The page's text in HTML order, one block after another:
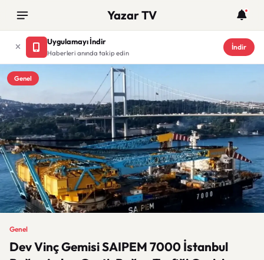
Yazar TV
Uygulamayı İndir
Haberleri anında takip edin
İndir
Genel
Genel
Dev Vinç Gemisi SAIPEM 7000 İstanbul